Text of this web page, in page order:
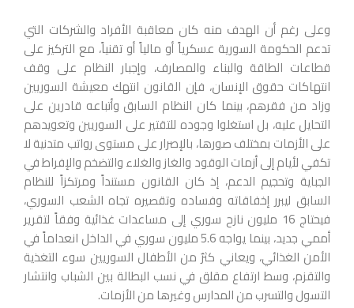
وعلى رغم أن الهدف منه كان معاقبة الأفراد والشركات التي
تدعم الحكومة السورية عسكرياً أو مالياً أو تقنياً، مع التركيز على
قطاعات الطاقة والبناء والمصارف، وإجبار النظام على وقف
انتهاكات حقوق الإنسان، فإن القانون انتهك معيشة السوريين
وزاد من فقرهم، بينما كان النظام السابق وأتباعه قادرين على
التحايل عليه، بل استغلوا وجوده للتقتير على السوريين وتعويدهم
على الأزمات بمختلف صورها، بالإصرار على مستوى رواتب متدنية لا
تكفي لأيام إلى أزمات الوقود والغاز والغلاء والتضخم والإفراط في
الجباية وتحجيم الدعم، إذ كان القانون مستنداً ومرتكزاً للنظام
السابق ليبرر إخفاقاته وفساده وتقصيره تجاه الشعب السوري،
فيحتاج 16 مليون نازح سوري إلى مساعدات غذائية وفقاً لتقرير
أممي جديد، بينما يواجه 5.6 مليون سوري في الداخل انعداماً في
الأمن الغذائي، ويعاني كثرٌ من الأطفال السوريين سوء التغذية
والتقزم، وسط ارتفاع مقلق في نسب البطالة بين الشباب وانتشار
التسول والتسرب من المدارس وغيرها من الأزمات.